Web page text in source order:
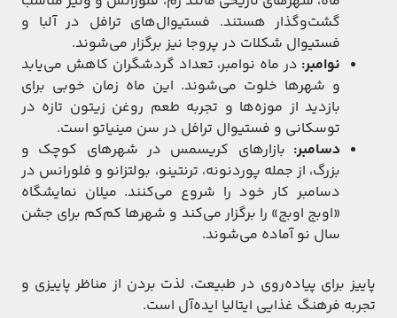
گشت‌و‌گذار هستند. فستیوال‌های ترافل در آلبا و
فستیوال شکلات در پروجا نیز برگزار می‌شوند.
نوامبر: در ماه نوامبر، تعداد گردشگران کاهش می‌یابد
و شهرها خلوت می‌شوند. این ماه زمان خوبی برای
بازدید از موزه‌ها و تجربه طعم روغن زیتون تازه در
توسکانی و فستیوال ترافل در سن مینیاتو است.
دسامبر: بازارهای کریسمس در شهرهای کوچک و
بزرگ، از جمله پوردنونه، ترنتینو، بولتزانو و فلورانس در
دسامبر کار خود را شروع می‌کنند. میلان نمایشگاه
«اوبج اوبج» را برگزار می‌کند و شهرها کم‌کم برای جشن
سال نو آماده می‌شوند.
پاییز برای پیاده‌روی در طبیعت، لذت بردن از مناظر پاییزی و
تجربه فرهنگ غذایی ایتالیا ایده‌آل است.